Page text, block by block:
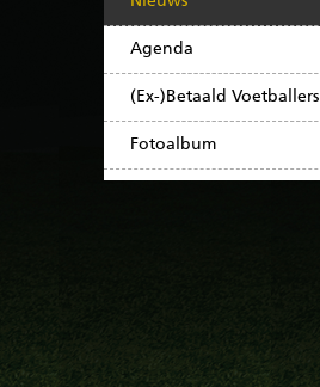
Agenda
(Ex-)Betaald Voetballers
Fotoalbum